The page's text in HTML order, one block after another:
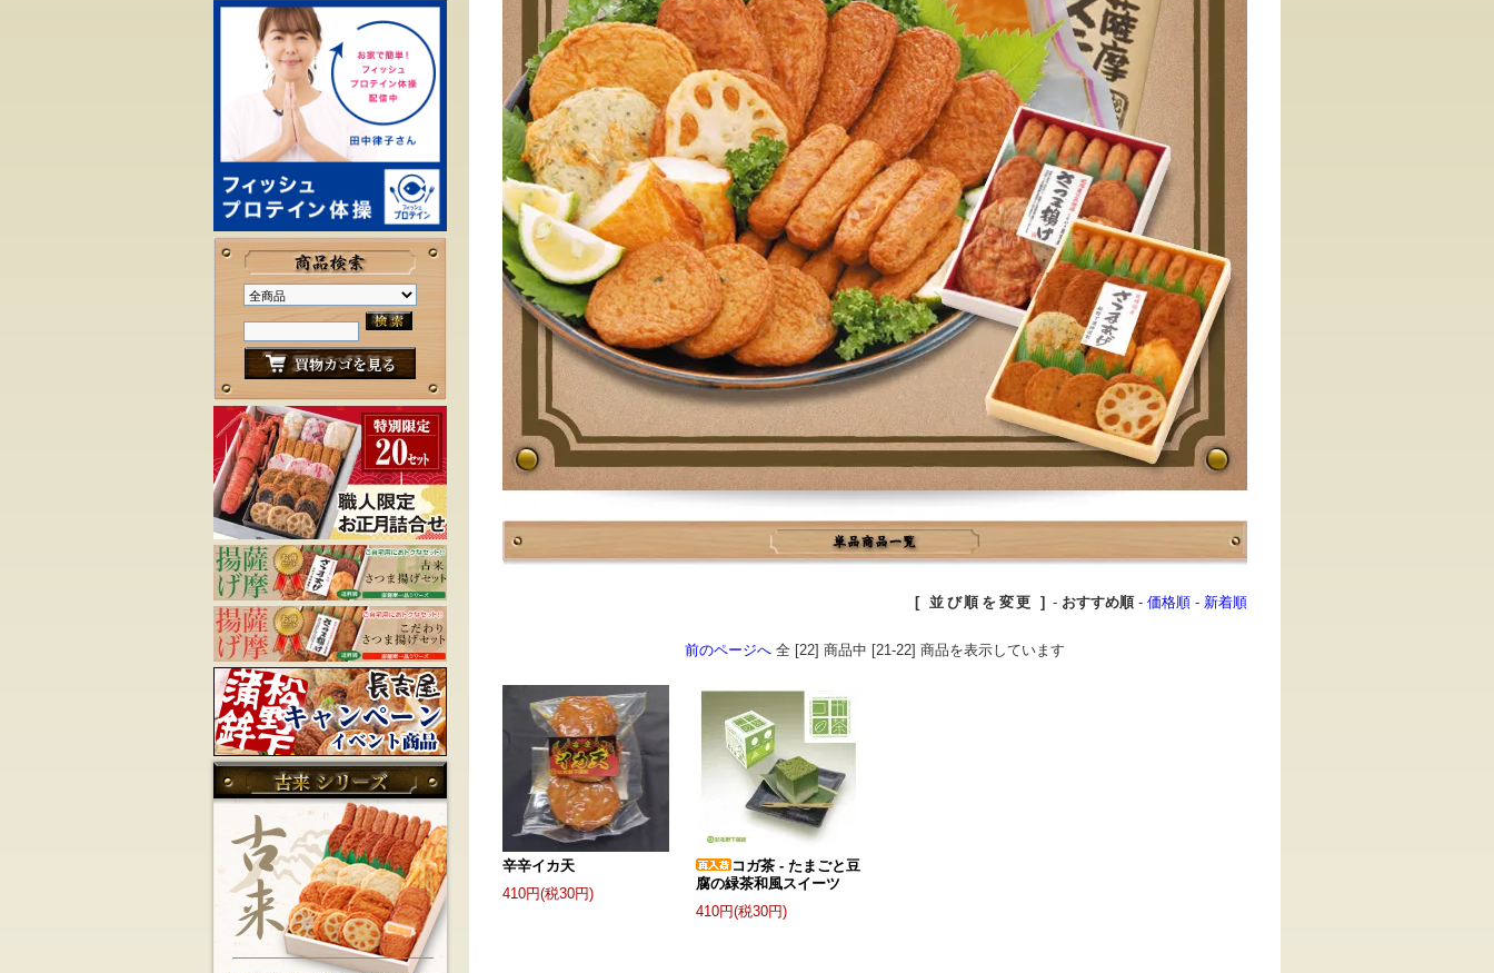
[ 並び順を変更 ] - おすすめ順- 価格順 - 新着順
前のページへ 全 [22] 商品中 [21-22] 商品を表示しています
辛辛イカ天
410円(税30円)
コガ茶 - たまごと豆
腐の緑茶和風スイーツ
410円(税30円)